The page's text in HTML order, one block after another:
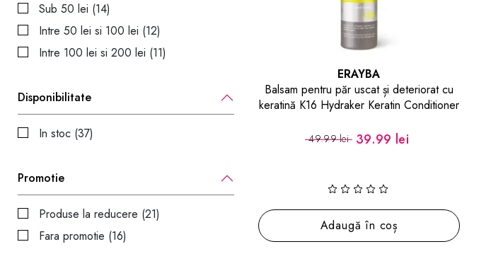
Sub 50 lei (14)
Intre 50 lei si 100 lei (12)
Intre 100 lei si 200 lei (11)
Disponibilitate
In stoc (37)
Promotie
Produse la reducere (21)
Fara promotie (16)
ERAYBA
Balsam pentru păr uscat și deteriorat cu
keratină K16 Hydraker Keratin Conditioner
49.99 lei 39.99 lei
Adaugă în coș